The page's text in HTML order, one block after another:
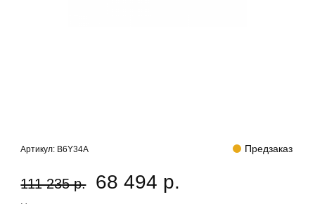
Артикул: B6Y34A Предзаказ
111 235 р. 68 494 р.